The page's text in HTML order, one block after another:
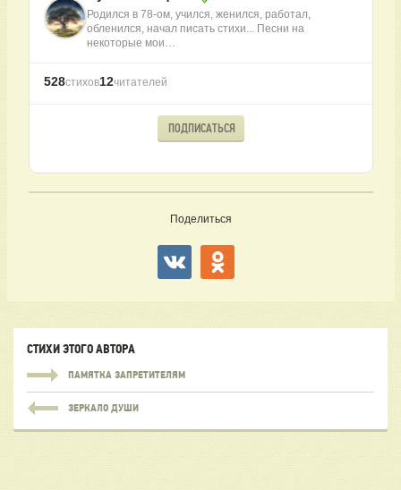
Родился в 78-ом, учился, женился, работал,
обленился, начал писать стихи... Песни на
некоторые мои…
528стихов12читателей
ПОДПИСАТЬСЯ
Поделиться
СТИХИ ЭТОГО АВТОРА
ПАМЯТКА ЗАПРЕТИТЕЛЯМ
ЗЕРКАЛО ДУШИ